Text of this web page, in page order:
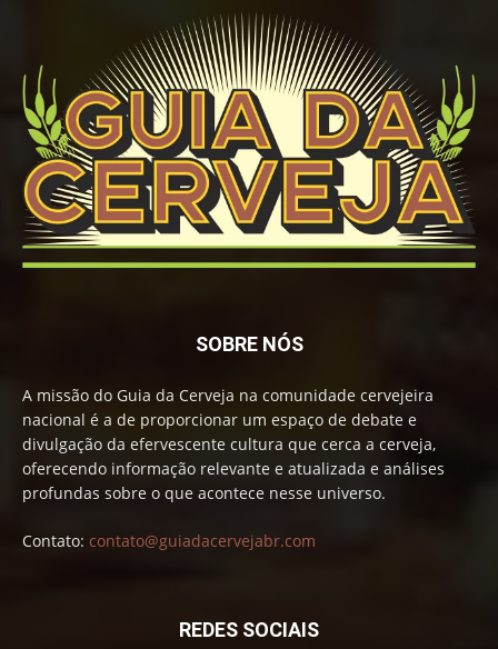
SOBRE NÓS
A missão do Guia da Cerveja na comunidade cervejeira
nacional é a de proporcionar um espaço de debate e
divulgação da efervescente cultura que cerca a cerveja,
oferecendo informação relevante e atualizada e análises
profundas sobre o que acontece nesse universo.
Contato: contato@guiadacervejabr.com
REDES SOCIAIS